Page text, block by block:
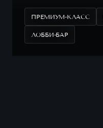
ПРЕМИУМ-КЛАСС
ЛОББИ-БАР